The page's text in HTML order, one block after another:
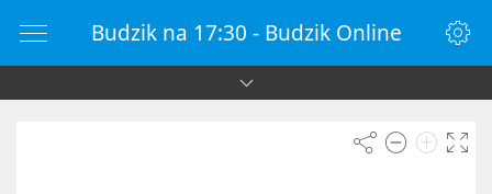
Budzik na 17:30 - Budzik Online